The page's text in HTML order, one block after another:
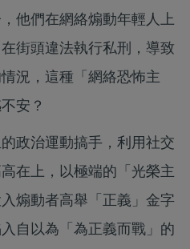
他們在網絡煽動年輕人上
街頭違法執行私刑，導致
況，這種「網絡恐怖主
安？
政治運動搞手，利用社交
在上，以極端的「光榮主
煽動者高舉「正義」金字
自以為「為正義而戰」的